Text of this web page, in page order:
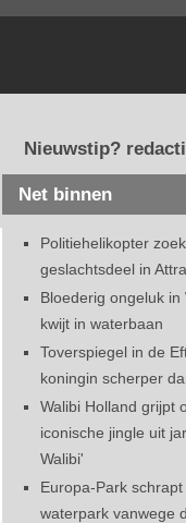
Nieuwstip?
Net binnen
Politiehelikopter
geslachtsdeel in
Bloederig ongeluk
kwijt in waterbaan
Toverspiegel in de
koningin scherper
Walibi Holland grijpt
iconische jingle uit
Walibi'
Europa-Park
waterpark vanwege